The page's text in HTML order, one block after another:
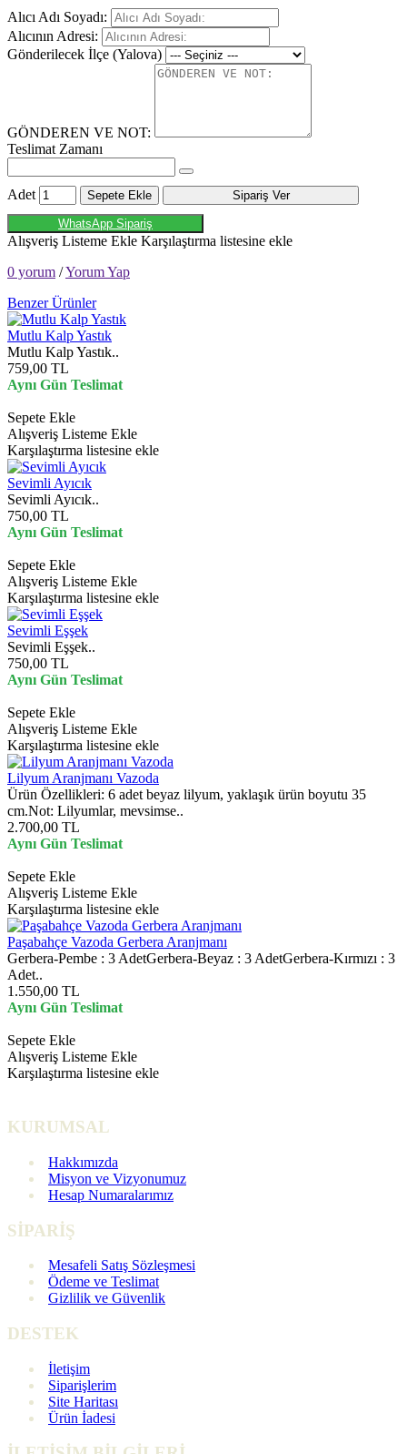
Alıcı Adı Soyadı:
Alıcının Adresi:
Gönderilecek İlçe (Yalova)
GÖNDEREN VE NOT:
Teslimat Zamanı
Adet Sepete Ekle Sipariş Ver
WhatsApp Sipariş
Alışveriş Listeme Ekle Karşılaştırma listesine ekle
0 yorum /Yorum Yap
Benzer Ürünler
Mutlu Kalp Yastık
Mutlu Kalp Yastık..
759,00 TL
Aynı Gün Teslimat
Sepete Ekle
Alışveriş Listeme Ekle
Karşılaştırma listesine ekle
Sevimli Ayıcık
Sevimli Ayıcık..
750,00 TL
Aynı Gün Teslimat
Sepete Ekle
Alışveriş Listeme Ekle
Karşılaştırma listesine ekle
Sevimli Eşşek
Sevimli Eşşek..
750,00 TL
Aynı Gün Teslimat
Sepete Ekle
Alışveriş Listeme Ekle
Karşılaştırma listesine ekle
Lilyum Aranjmanı Vazoda
Ürün Özellikleri: 6 adet beyaz lilyum, yaklaşık ürün boyutu 35
cm.Not: Lilyumlar, mevsimse..
2.700,00 TL
Aynı Gün Teslimat
Sepete Ekle
Alışveriş Listeme Ekle
Karşılaştırma listesine ekle
Paşabahçe Vazoda Gerbera Aranjmanı
Gerbera-Pembe : 3 AdetGerbera-Beyaz : 3 AdetGerbera-Kırmızı : 3
Adet..
1.550,00 TL
Aynı Gün Teslimat
Sepete Ekle
Alışveriş Listeme Ekle
Karşılaştırma listesine ekle
KURUMSAL
Hakkımızda
Misyon ve Vizyonumuz
Hesap Numaralarımız
SİPARİŞ
Mesafeli Satış Sözleşmesi
Ödeme ve Teslimat
Gizlilik ve Güvenlik
DESTEK
İletişim
Siparişlerim
Site Haritası
Ürün İadesi